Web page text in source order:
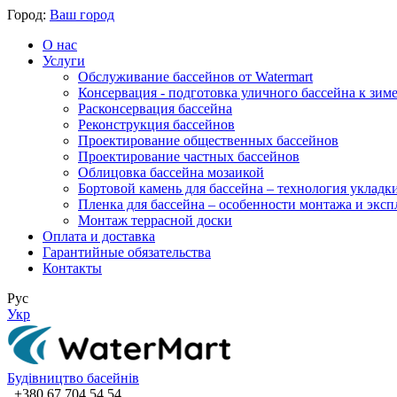
Город: Ваш город
О нас
Услуги
Обслуживание бассейнов от Watermart
Консервация - подготовка уличного бассейна к зиме
Расконсервация бассейна
Реконструкция бассейнов
Проектирование общественных бассейнов
Проектирование частных бассейнов
​Облицовка бассейна мозаикой
Бортовой камень для бассейна – технология
Пленка для бассейна – особенности монтажа и
Монтаж террасной доски
Оплата и доставка
Гарантийные обязательства
Контакты
Рус
Укр
Будівництво басейнів
+380 67 704 54 54